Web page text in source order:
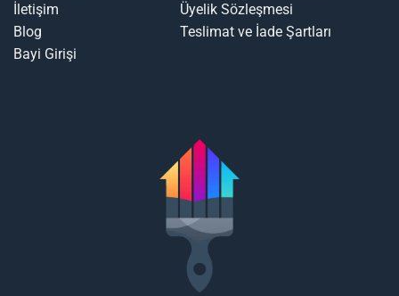
İletişim
Blog
Bayi Girişi
Üyelik Sözleşmesi
Teslimat ve İade Şartları